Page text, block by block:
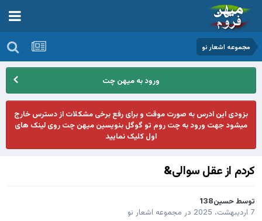
مجموعه اشعار نو
ورود به میهن چت
بزودی این ادرس به صورت موقت و برای رفع برخی مشکلات از دسترس خارج
میشود جهت ورود به چت روم تو گوگل بنویسین میهن چت روی لینک های
اول کلیک نمایید
کردم از عقل سوالی&
توسط حسین138
7 اردیبهشت، 2025
در مجموعه اشعار نو